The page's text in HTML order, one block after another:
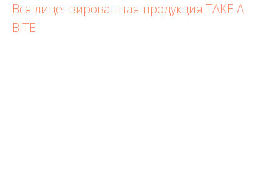
Вся лицензированная продукция TAKE A
BITE